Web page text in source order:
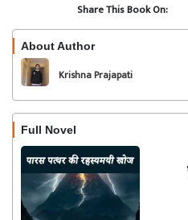
Share This Book On:
About Author
Krishna Prajapati
Full Novel